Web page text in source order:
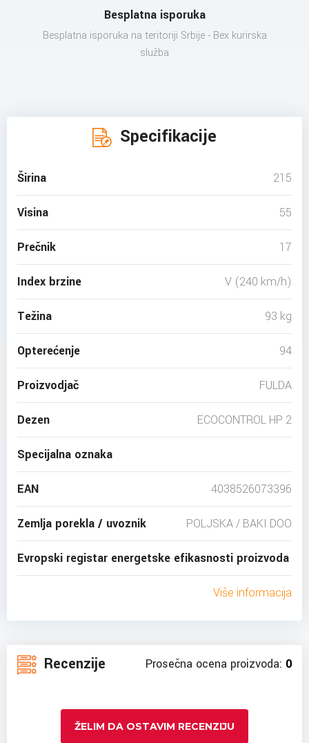
Besplatna isporuka
Besplatna isporuka na teritoriji Srbije - Bex kurirska
služba
Specifikacije
Širina 215
Visina 55
Prečnik 17
Index brzine V (240 km/h)
Težina 93 kg
Opterećenje 94
Proizvodjač FULDA
Dezen ECOCONTROL HP 2
Specijalna oznaka
EAN 4038526073396
Zemlja porekla / uvoznik POLJSKA / BAKI DOO
Evropski registar energetske efikasnosti proizvoda
Više informacija
Recenzije Prosečna ocena proizvoda: 0
ŽELIM DA OSTAVIM RECENZIJU